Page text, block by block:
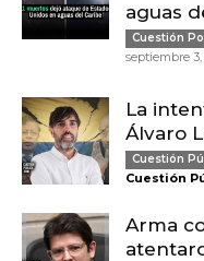
aguas
Cuestión
septiembre 3,
La
Álvaro
Cuestión
Cuestión
Arma